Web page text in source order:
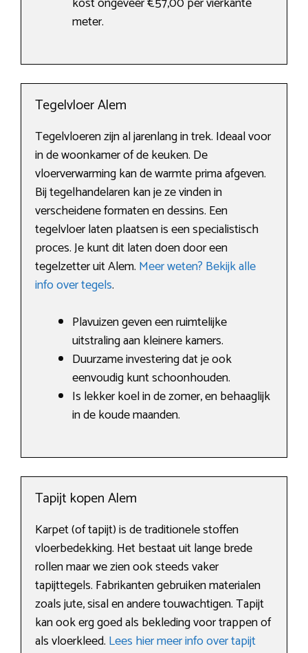
meter.
Tegelvloer Alem
Tegelvloeren zijn al jarenlang in trek. Ideaal voor
in de woonkamer of de keuken. De
vloerverwarming kan de warmte prima afgeven.
Bij tegelhandelaren kan je ze vinden in
verscheidene formaten en dessins. Een
tegelvloer laten plaatsen is een specialistisch
proces. Je kunt dit laten doen door een
tegelzetter uit Alem. Meer weten? Bekijk alle
info over tegels.
Plavuizen geven een ruimtelijke
uitstraling aan kleinere kamers.
Duurzame investering dat je ook
eenvoudig kunt schoonhouden.
Is lekker koel in de zomer, en behaaglijk
in de koude maanden.
Tapijt kopen Alem
Karpet (of tapijt) is de traditionele stoffen
vloerbedekking. Het bestaat uit lange brede
rollen maar we zien ook steeds vaker
tapijttegels. Fabrikanten gebruiken materialen
zoals jute, sisal en andere touwachtigen. Tapijt
kan ook erg goed als bekleding voor trappen of
als vloerkleed. Lees hier meer info over tapijt